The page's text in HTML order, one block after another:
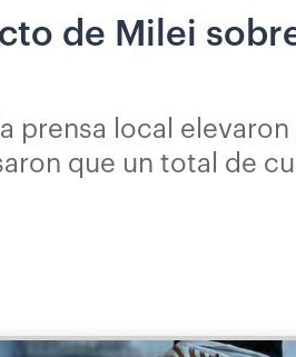
de Milei
prensa local
que un total de